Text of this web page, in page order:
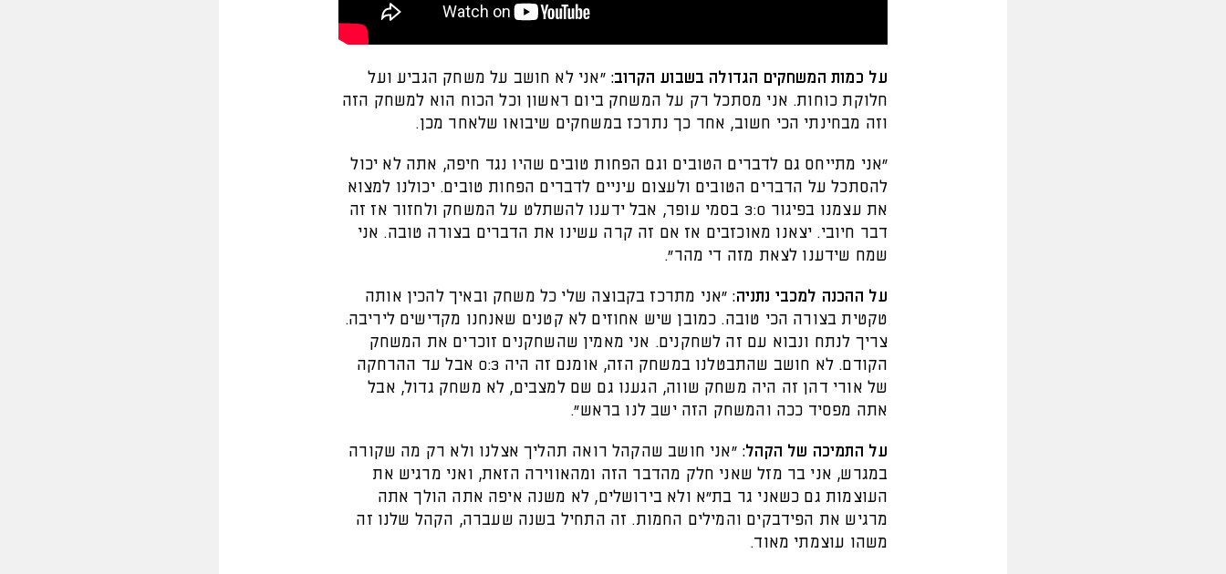
על כמות המשחקים הגדולה בשבוע הקרוב: "אני לא חושב על משחק הגביע ועל
חלוקת כוחות. אני מסתכל רק על המשחק ביום ראשון וכל הכוח הוא למשחק הזה
וזה מבחינתי הכי חשוב, אחר כך נתרכז במשחקים שיבואו שלאחר מכן.
"אני מתייחס גם לדברים הטובים וגם הפחות טובים שהיו נגד חיפה, אתה לא יכול
להסתכל על הדברים הטובים ולעצום עיניים לדברים הפחות טובים. יכולנו למצוא
את עצמנו בפיגור 3:0 בסמי עופר, אבל ידענו להשתלט על המשחק ולחזור אז זה
דבר חיובי. יצאנו מאוכזבים אז אם זה קרה עשינו את הדברים בצורה טובה. אני
שמח שידענו לצאת מזה די מהר”.
על ההכנה למכבי נתניה: “אני מתרכז בקבוצה שלי כל משחק ובאיך להכין אותה
טקטית בצורה הכי טובה. כמובן שיש אחוזים לא קטנים שאנחנו מקדישים ליריבה.
צריך לנתח ונבוא עם זה לשחקנים. אני מאמין שהשחקנים זוכרים את המשחק
הקודם. לא חושב שהתבטלנו במשחק הזה, אומנם זה היה 0:3 אבל עד ההרחקה
של אורי דהן זה היה משחק שווה, הגענו גם שם למצבים, לא משחק גדול, אבל
אתה מפסיד ככה והמשחק הזה ישב לנו בראש".
על התמיכה של הקהל: "אני חושב שהקהל רואה תהליך אצלנו ולא רק מה שקורה
במגרש, אני בר מזל שאני חלק מהדבר הזה ומהאווירה הזאת, ואני מרגיש את
העוצמות גם כשאני גר בת”א ולא בירושלים, לא משנה איפה אתה הולך אתה
מרגיש את הפידבקים והמילים החמות. זה התחיל בשנה שעברה, הקהל שלנו זה
משהו עוצמתי מאוד.